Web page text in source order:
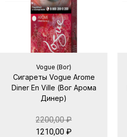
Vogue (Вог)
Сигареты Vogue Arome
Diner En Ville (Вог Арома
Динер)
2200,00₽
1210,00 ₽